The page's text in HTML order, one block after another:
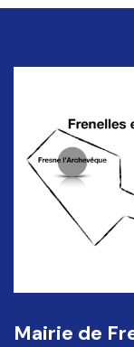
Mairie de